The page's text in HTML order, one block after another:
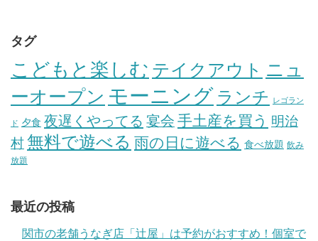
タグ
こどもと楽しむ テイクアウト ニュ
ーオープン モーニング ランチ レゴラン
ド 夕食 夜遅くやってる 宴会 手土産を買う 明治
村無料で遊べる 雨の日に遊べる 食べ放題 飲み
放題
最近の投稿
関市の老舗うなぎ店「辻屋」は予約がおすすめ！個室で